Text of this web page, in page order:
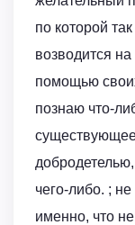
по которой
возводится
помощью
познаю что-
чего-либо. ;
именно, что